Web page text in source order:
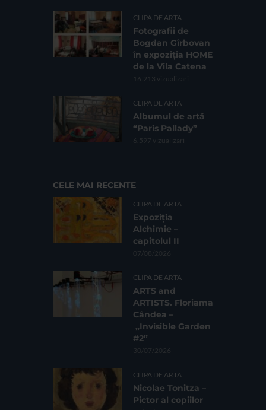
CLIPA DE ARTA
Fotografii de
Bogdan Gîrbovan
în expoziția HOME
de la Vila Catena
16.213 vizualizari
CLIPA DE ARTA
Albumul de artă
“Paris Pallady”
6.597 vizualizari
CELE MAI RECENTE
CLIPA DE ARTA
Expoziția
Alchimie –
capitolul II
07/08/2026
CLIPA DE ARTA
ARTS and
ARTISTS. Floriama
Cândea –
„Invisible Garden
#2”
30/07/2026
CLIPA DE ARTA
Nicolae Tonitza –
Pictor al copiilor